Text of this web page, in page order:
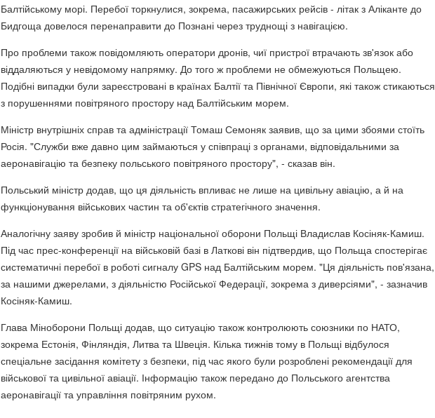
Балтійському морі. Перебої торкнулися, зокрема, пасажирських рейсів - літак з Аліканте до
Бидгоща довелося перенаправити до Познані через труднощі з навігацією.
Про проблеми також повідомляють оператори дронів, чиї пристрої втрачають зв'язок або
віддаляються у невідомому напрямку. До того ж проблеми не обмежуються Польщею.
Подібні випадки були зареєстровані в країнах Балтії та Північної Європи, які також стикаються
з порушеннями повітряного простору над Балтійським морем.
Міністр внутрішніх справ та адміністрації Томаш Семоняк заявив, що за цими збоями стоїть
Росія. "Служби вже давно цим займаються у співпраці з органами, відповідальними за
аеронавігацію та безпеку польського повітряного простору", - сказав він.
Польський міністр додав, що ця діяльність впливає не лише на цивільну авіацію, а й на
функціонування військових частин та об'єктів стратегічного значення.
Аналогічну заяву зробив й міністр національної оборони Польщі Владислав Косіняк-Камиш.
Під час прес-конференції на військовій базі в Латкові він підтвердив, що Польща спостерігає
систематичні перебої в роботі сигналу GPS над Балтійським морем. "Ця діяльність пов'язана,
за нашими джерелами, з діяльністю Російської Федерації, зокрема з диверсіями", - зазначив
Косіняк-Камиш.
Глава Міноборони Польщі додав, що ситуацію також контролюють союзники по НАТО,
зокрема Естонія, Фінляндія, Литва та Швеція. Кілька тижнів тому в Польщі відбулося
спеціальне засідання комітету з безпеки, під час якого були розроблені рекомендації для
військової та цивільної авіації. Інформацію також передано до Польського агентства
аеронавігації та управління повітряним рухом.